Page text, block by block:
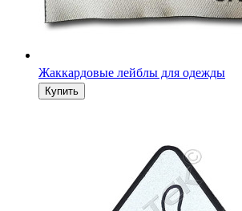
Жаккардовые лейблы для одежды